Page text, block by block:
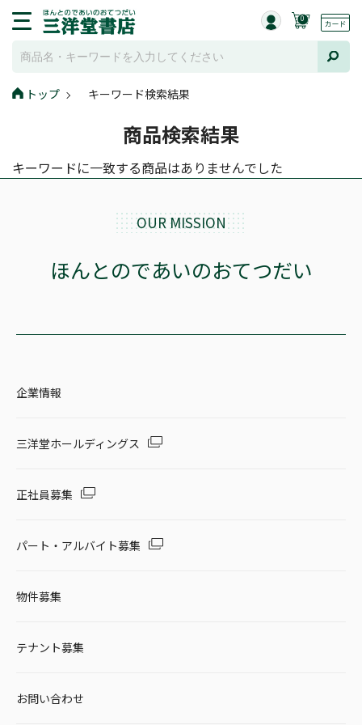
0
トップ キーワード検索結果
商品検索結果
キーワードに一致する商品はありませんでした
OUR MISSION
ほんとのであいのおてつだい
企業情報
三洋堂ホールディングス
正社員募集
パート・アルバイト募集
物件募集
テナント募集
お問い合わせ